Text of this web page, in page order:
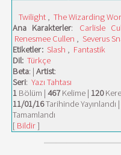
Twilight , The Wizarding
Ana Karakterler: Carlisle
Renesmee Cullen , Severus
Etiketler: Slash , Fantastik
Dil: Türkçe
Beta: | Artist:
Seri: Yazı Tahtası
1 Bölüm | 467Kelime | 120
11/01/16Tarihinde Yayınlandı |
Tamamlandı
[ Bildir]